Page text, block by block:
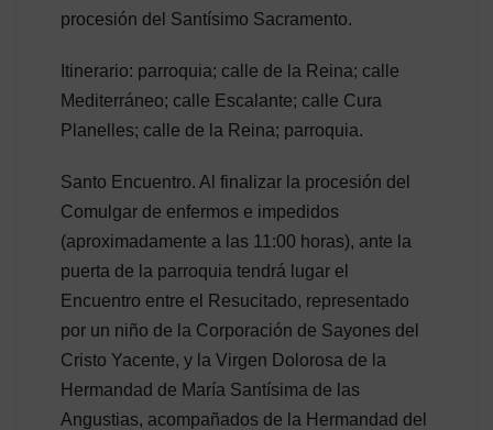
procesión del Santísimo Sacramento.
Itinerario: parroquia; calle de la Reina; calle
Mediterráneo; calle Escalante; calle Cura
Planelles; calle de la Reina; parroquia.
Santo Encuentro. Al finalizar la procesión del
Comulgar de enfermos e impedidos
(aproximadamente a las 11:00 horas), ante la
puerta de la parroquia tendrá lugar el
Encuentro entre el Resucitado, representado
por un niño de la Corporación de Sayones del
Cristo Yacente, y la Virgen Dolorosa de la
Hermandad de María Santísima de las
Angustias, acompañados de la Hermandad del